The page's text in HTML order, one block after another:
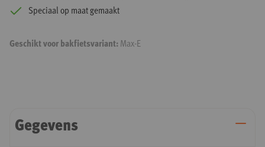
Speciaal op maat gemaakt
Geschikt voor bakfietsvariant:Max-E
Gegevens